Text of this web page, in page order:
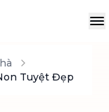
Tuyệt Đẹp